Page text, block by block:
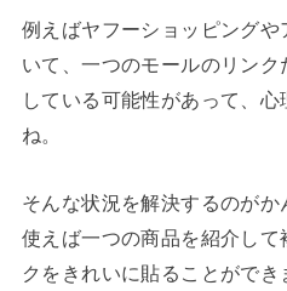
例えばヤフーショッピング
いて、一つのモールのリン
している可能性があって、
ね。
そんな状況を解決するのが
使えば一つの商品を紹介し
クをきれいに貼ることができ